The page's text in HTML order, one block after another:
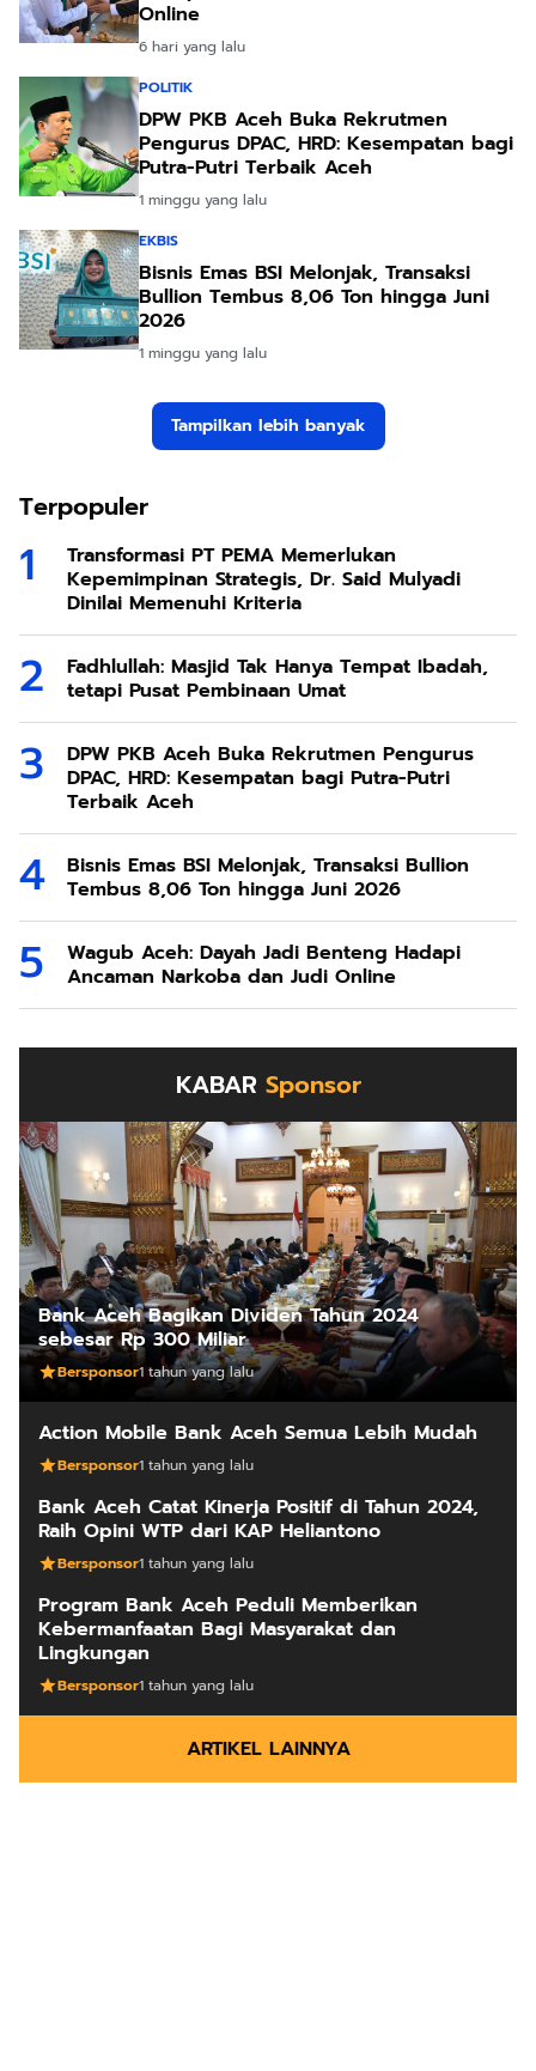
Online
6 hari yang lalu
POLITIK
DPW PKB Aceh Buka Rekrutmen
Pengurus DPAC, HRD: Kesempatan bagi
Putra-Putri Terbaik Aceh
1 minggu yang lalu
EKBIS
Bisnis Emas BSI Melonjak, Transaksi
Bullion Tembus 8,06 Ton hingga Juni
2026
1 minggu yang lalu
Tampilkan lebih banyak
Terpopuler
Transformasi PT PEMA Memerlukan
Kepemimpinan Strategis, Dr. Said Mulyadi
Dinilai Memenuhi Kriteria
Fadhlullah: Masjid Tak Hanya Tempat Ibadah,
tetapi Pusat Pembinaan Umat
DPW PKB Aceh Buka Rekrutmen Pengurus
DPAC, HRD: Kesempatan bagi Putra-Putri
Terbaik Aceh
Bisnis Emas BSI Melonjak, Transaksi Bullion
Tembus 8,06 Ton hingga Juni 2026
Wagub Aceh: Dayah Jadi Benteng Hadapi
Ancaman Narkoba dan Judi Online
KABAR Sponsor
Bank Aceh Bagikan Dividen Tahun 2024
sebesar Rp 300 Miliar
Bersponsor1 tahun yang lalu
Action Mobile Bank Aceh Semua Lebih Mudah
Bersponsor1 tahun yang lalu
Bank Aceh Catat Kinerja Positif di Tahun 2024,
Raih Opini WTP dari KAP Heliantono
Bersponsor1 tahun yang lalu
Program Bank Aceh Peduli Memberikan
Kebermanfaatan Bagi Masyarakat dan
Lingkungan
Bersponsor1 tahun yang lalu
ARTIKEL LAINNYA